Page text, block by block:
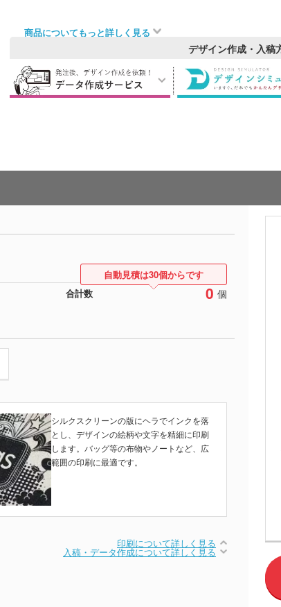
商品についてもっと詳しく見る
デザイン作成・入稿
合計数 0 個
自動見積は30個からです
シルクスクリーンの版にヘラでインクを落
とし、デザインの絵柄や文字を精細に印刷
します。バッグ等の布物やノートなど、広
範囲の印刷に最適です。
印刷について詳しく見る
入稿・データ作成について詳しく見る